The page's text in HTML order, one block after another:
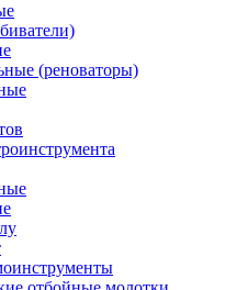
(реноваторы)